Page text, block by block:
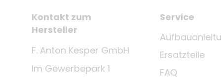
Kontakt zum
Hersteller
F. Anton Kesper GmbH
Im Gewerbepark 1
Service
Ersatzteile
FAQ